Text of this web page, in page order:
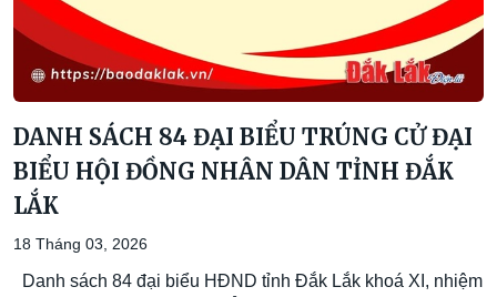
DANH SÁCH 84 ĐẠI BIỂU TRÚNG CỬ ĐẠI
BIỂU HỘI ĐỒNG NHÂN DÂN TỈNH ĐẮK
LẮK
18 Tháng 03, 2026
Danh sách 84 đại biểu HĐND tỉnh Đắk Lắk khoá XI, nhiệm